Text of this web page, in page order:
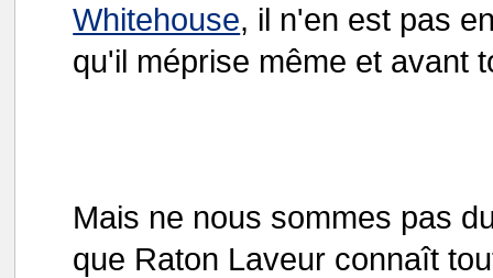
Whitehouse, il n'en est pas
qu'il méprise même et avant
Mais ne nous sommes pas
que Raton Laveur connaît